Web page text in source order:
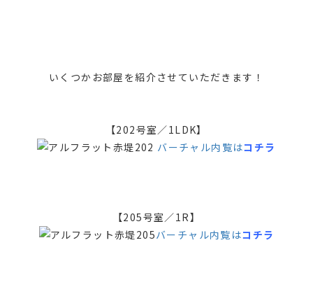
いくつかお部屋を紹介させていただきます！
【202号室／1LDK】
バーチャル内覧はコチラ
【205号室／1R】
バーチャル内覧はコチラ